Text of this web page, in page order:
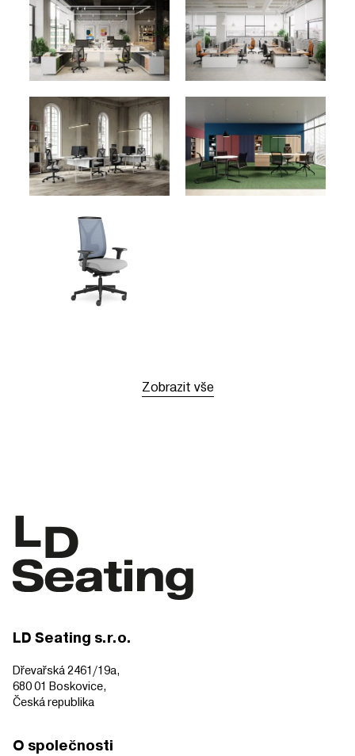
Zobrazit vše
LD Seating s.r.o.
Dřevařská 2461/19a,
680 01 Boskovice,
Česká republika
O společnosti